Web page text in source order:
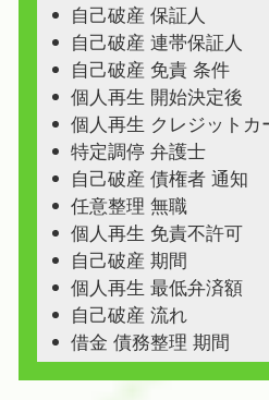
自己破産 保証人
自己破産 連帯保証人
自己破産 免責 条件
個人再生 開始決定後
個人再生 クレジットカ
特定調停 弁護士
自己破産 債権者 通知
任意整理 無職
個人再生 免責不許可
自己破産 期間
個人再生 最低弁済額
自己破産 流れ
借金 債務整理 期間